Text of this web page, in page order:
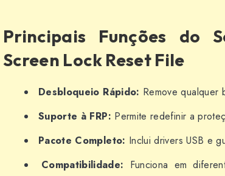
Principais Funções do
Screen Lock Reset File
Desbloqueio Rápido: Remove qualquer
Suporte à FRP: Permite redefinir a
Pacote Completo: Inclui drivers USB e
Compatibilidade: Funciona em